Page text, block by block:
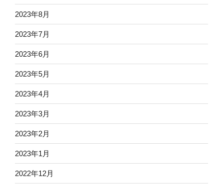
2023年8月
2023年7月
2023年6月
2023年5月
2023年4月
2023年3月
2023年2月
2023年1月
2022年12月